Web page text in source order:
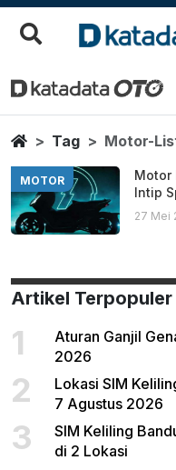
Motor Listrik
Berita Terbaru
HomeTag Motor-
MOTOR
Motor
Intip
27 Mei
Artikel Terpopuler
1
Aturan Ganjil
2026
2
Lokasi SIM
7 Agustus 2026
3
SIM Keliling
di 2 Lokasi